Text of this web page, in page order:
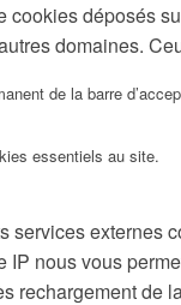
déposés
domaines.
de la barre
essentiels au site.
services externes
IP nous vous
rechargement de